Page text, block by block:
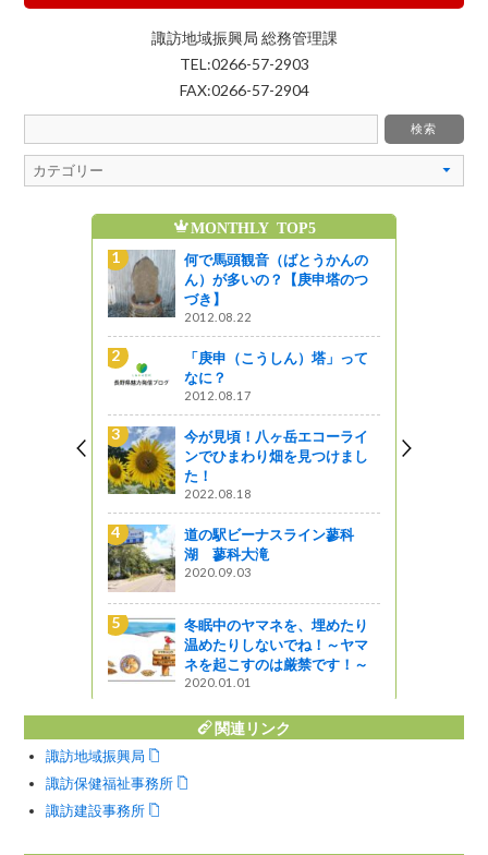
諏訪地域振興局 総務管理課
TEL:0266-57-2903
FAX:0266-57-2904
MONTHLY TOP5
何で馬頭観音（ばとうかんの
ん）が多いの？【庚申塔のつ
づき】
2012.08.22
「庚申（こうしん）塔」って
なに？
2012.08.17
今が見頃！八ヶ岳エコーライ
ンでひまわり畑を見つけまし
た！
2022.08.18
道の駅ビーナスライン蓼科
湖 蓼科大滝
2020.09.03
冬眠中のヤマネを、埋めたり
温めたりしないでね！～ヤマ
ネを起こすのは厳禁です！～
2020.01.01
関連リンク
諏訪地域振興局
諏訪保健福祉事務所
諏訪建設事務所